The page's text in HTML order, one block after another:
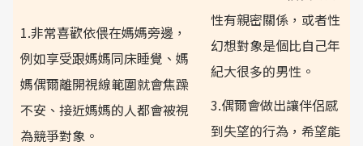
1.非常喜歡依偎在媽媽旁邊，
例如享受跟媽媽同床睡覺、媽
媽偶爾離開視線範圍就會焦躁
不安、接近媽媽的人都會被視
為競爭對象。
性有親密關係，或者性
幻想對象是個比自己年
紀大很多的男性。
3.偶爾會做出讓伴侶感
到失望的行為，希望能